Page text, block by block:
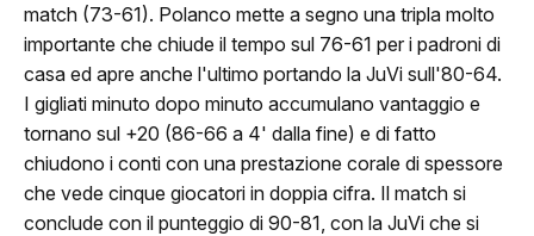
Abbonamenti
Accrediti Stampa
Minibasket
match (73-61). Polanco mette a segno una tripla molto
importante che chiude il tempo sul 76-61 per i padroni di
casa ed apre anche l'ultimo portando la JuVi sull'80-64.
I gigliati minuto dopo minuto accumulano vantaggio e
tornano sul +20 (86-66 a 4' dalla fine) e di fatto
chiudono i conti con una prestazione corale di spessore
che vede cinque giocatori in doppia cifra. Il match si
conclude con il punteggio di 90-81, con la JuVi che si